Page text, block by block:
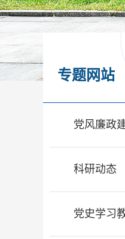
专题网站
党风廉政
科研动态
党史学习